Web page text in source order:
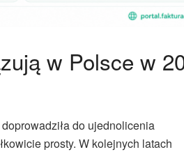
w Polsce w
do ujednolicenia
prosty. W kolejnych latach